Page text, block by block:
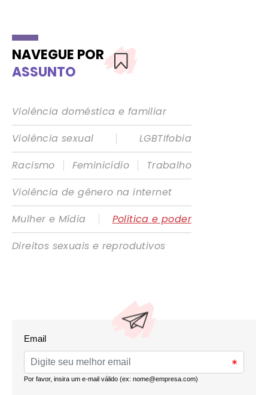
NAVEGUE POR
ASSUNTO
Violência doméstica e familiar
Violência sexual
|
LGBTIfobia
Racismo
| Feminicídio |
Trabalho
Violência de gênero na internet
Mulher e Mídia
|
Política e poder
Direitos sexuais e reprodutivos